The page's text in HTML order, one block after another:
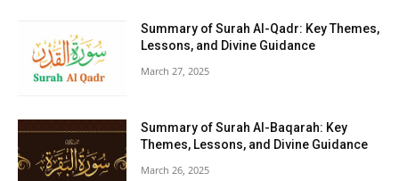
Summary of Surah Al-Qadr: Key Themes,
Lessons, and Divine Guidance
March 27, 2025
Summary of Surah Al-Baqarah: Key
Themes, Lessons, and Divine Guidance
March 26, 2025